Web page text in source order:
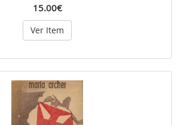
15.00€
Ver Item